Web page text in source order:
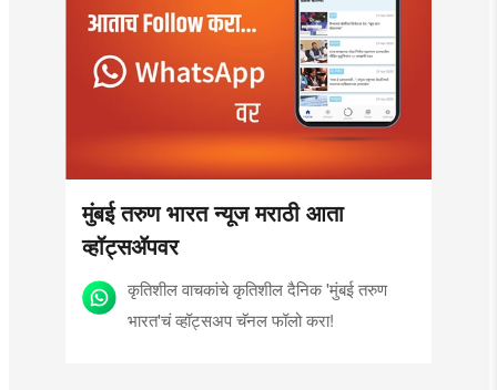
मुंबई तरुण भारत न्यूज मराठी आता
व्हॉट्सॲपवर
कृतिशील वाचकांचे कृतिशील दैनिक 'मुंबई तरुण
भारत'चं व्हॉट्सअप चॅनल फॉलो करा!